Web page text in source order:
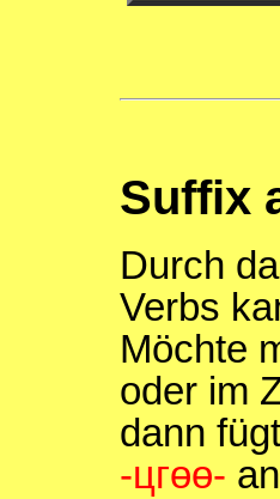
Suffix
Durch
Verbs
Möchte
oder im
dann
-цгɵɵ-